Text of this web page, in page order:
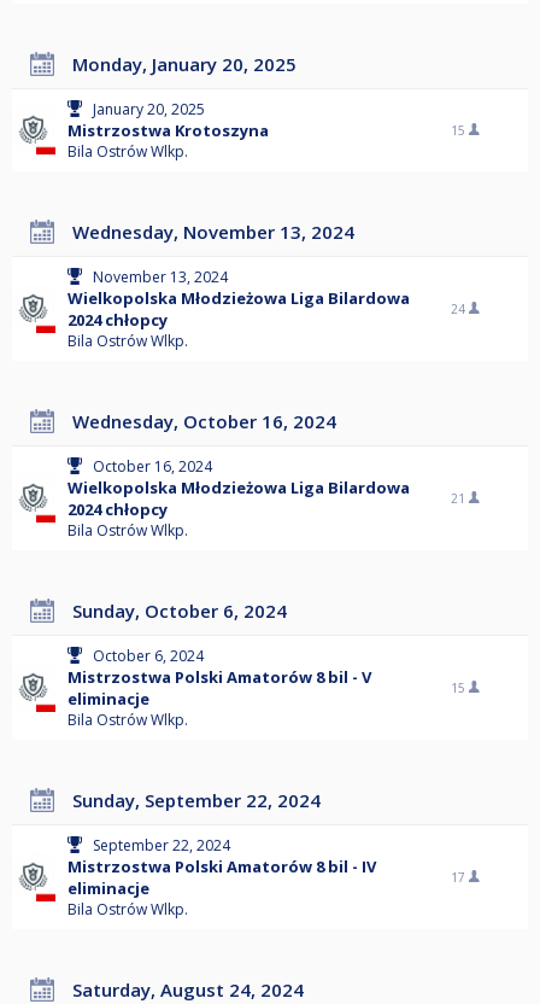
Monday, January 20, 2025
January 20, 2025
Mistrzostwa Krotoszyna
Bila Ostrów Wlkp.
15
Wednesday, November 13, 2024
November 13, 2024
Wielkopolska Młodzieżowa Liga Bilardowa
2024 chłopcy
Bila Ostrów Wlkp.
24
Wednesday, October 16, 2024
October 16, 2024
Wielkopolska Młodzieżowa Liga Bilardowa
2024 chłopcy
Bila Ostrów Wlkp.
21
Sunday, October 6, 2024
October 6, 2024
Mistrzostwa Polski Amatorów 8 bil - V
eliminacje
Bila Ostrów Wlkp.
15
Sunday, September 22, 2024
September 22, 2024
Mistrzostwa Polski Amatorów 8 bil - IV
eliminacje
Bila Ostrów Wlkp.
17
Saturday, August 24, 2024